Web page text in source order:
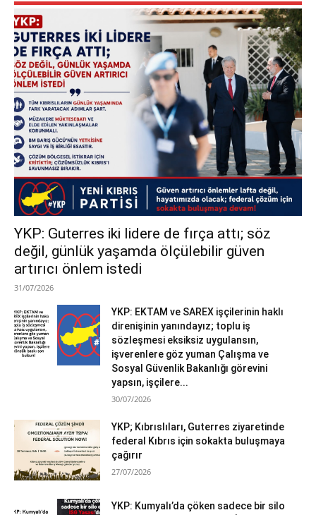
YKP: Guterres iki lidere de fırça attı; söz
değil, günlük yaşamda ölçülebilir güven
artırıcı önlem istedi
31/07/2026
YKP: EKTAM ve SAREX işçilerinin haklı
direnişinin yanındayız; toplu iş
sözleşmesi eksiksiz uygulansın,
işverenlere göz yuman Çalışma ve
Sosyal Güvenlik Bakanlığı görevini
yapsın, işçilere...
30/07/2026
YKP; Kıbrıslıları, Guterres ziyaretinde
federal Kıbrıs için sokakta buluşmaya
çağırır
27/07/2026
YKP: Kumyalı’da çöken sadece bir silo